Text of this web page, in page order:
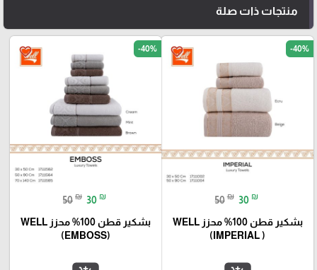
منتجات ذات صلة
favorite_border -40%
50 ₪ 30 ₪
بشكير قطن 100% محزز WELL
(IMPERIAL )
favorite_border -40%
50 ₪ 30 ₪
بشكير قطن 100% محزز WELL
(EMBOSS)